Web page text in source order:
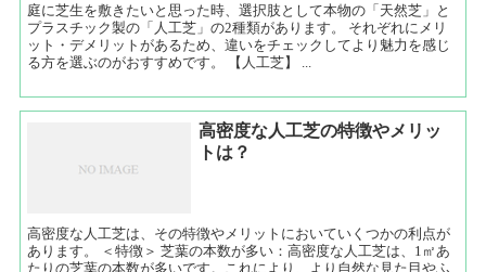
庭に芝生を敷きたいと思った時、選択肢として本物の「天然芝」と
プラスチック製の「人工芝」の2種類があります。 それぞれにメリ
ット・デメリットがあるため、違いをチェックしてより魅力を感じ
る方を選ぶのがおすすめです。 【人工芝】 ...
高密度な人工芝の特徴やメリッ
トは？
高密度な人工芝は、その特徴やメリットにおいていくつかの利点が
あります。 ＜特徴＞ 芝葉の本数が多い：高密度な人工芝は、1㎡あ
たりの芝葉の本数が多いです。これにより、より自然な見た目やふ